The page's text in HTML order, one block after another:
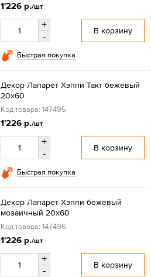
1'226 р./шт
+
-
В корзину
Быстрая покупка
Декор Лапарет Хэппи Такт бежевый
20x60
Код товара: 147495
1'226 р./шт
+
-
В корзину
Быстрая покупка
Декор Лапарет Хэппи бежевый
мозаичный 20x60
Код товара: 147496
1'226 р./шт
+
-
В корзину